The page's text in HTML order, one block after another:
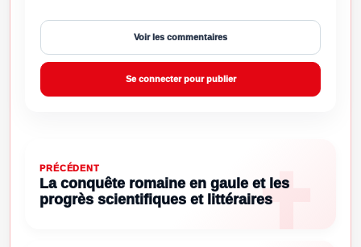
Voir les commentaires
Se connecter pour publier
PRÉCÉDENT
La conquête romaine en gaule et les
progrès scientifiques et littéraires